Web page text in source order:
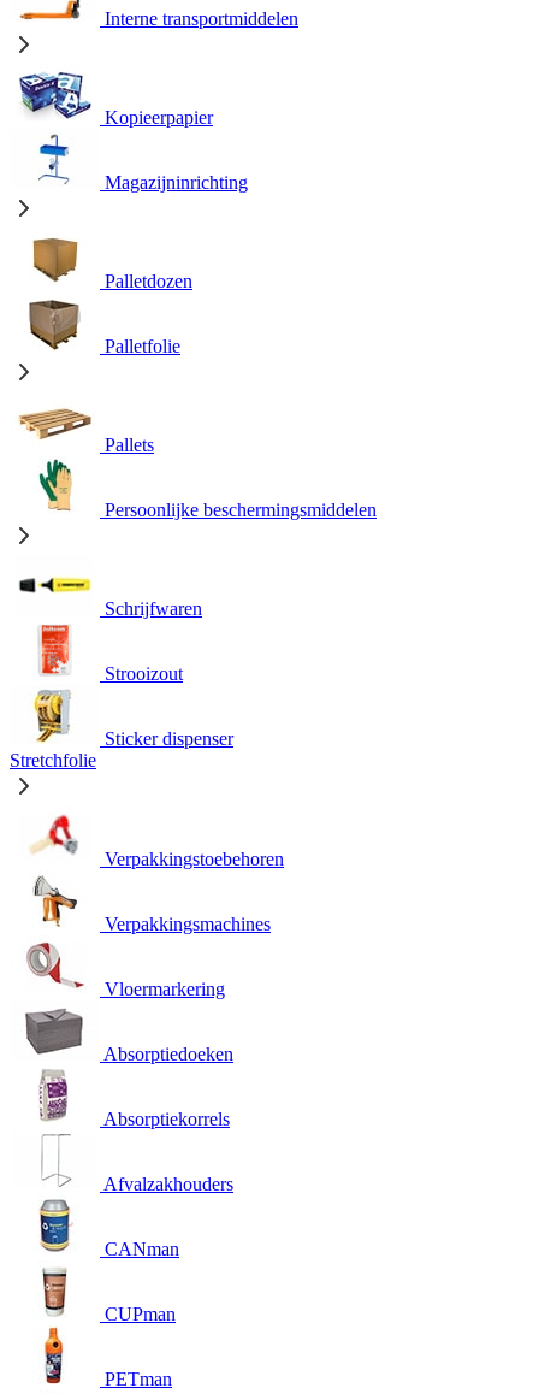
Interne transportmiddelen
Kopieerpapier
Magazijninrichting
Palletdozen
Palletfolie
Pallets
Persoonlijke beschermingsmiddelen
Schrijfwaren
Strooizout
Sticker dispenser
Stretchfolie
Verpakkingstoebehoren
Verpakkingsmachines
Vloermarkering
Absorptiedoeken
Absorptiekorrels
Afvalzakhouders
CANman
CUPman
PETman